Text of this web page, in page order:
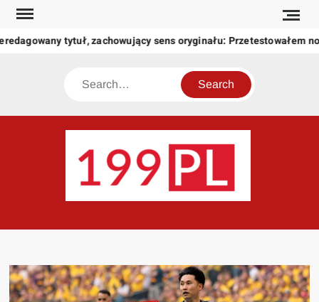
Skip
content
tytuł, zachowujący sens oryginału: Przetestowałem
Search
świat